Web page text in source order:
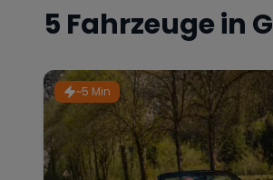
5 Fahrzeuge in
~5 Min